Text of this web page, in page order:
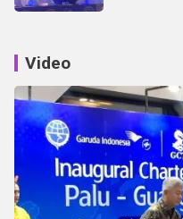
Video